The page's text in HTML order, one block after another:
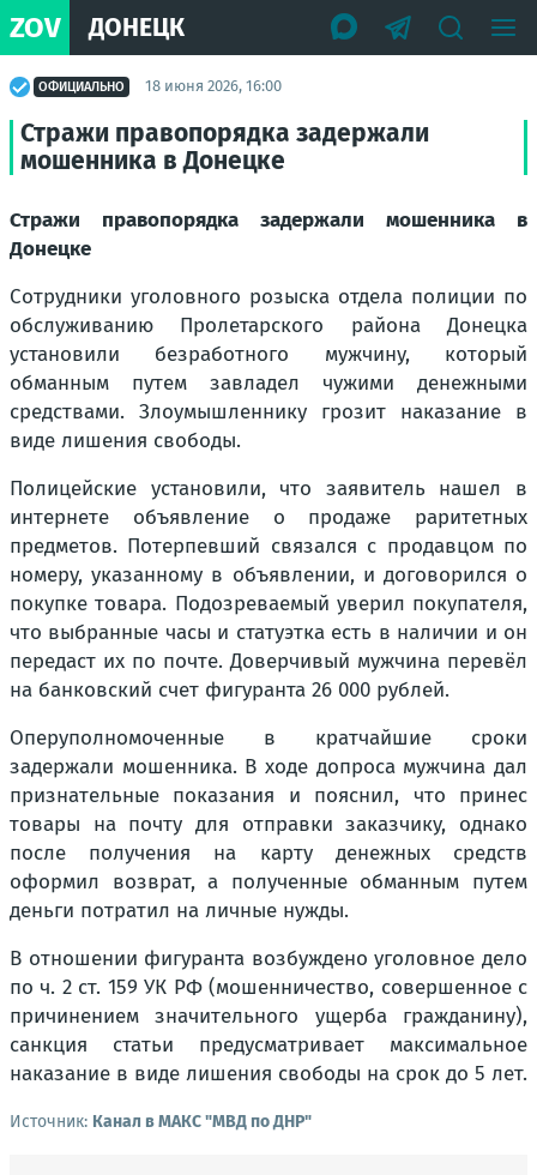
ZOV ДОНЕЦК
ОФИЦИАЛЬНО 18 июня 2026, 16:00
Стражи правопорядка задержали
мошенника в Донецке
Стражи правопорядка задержали мошенника в
Донецке
Сотрудники уголовного розыска отдела полиции по
обслуживанию Пролетарского района Донецка
установили безработного мужчину, который
обманным путем завладел чужими денежными
средствами. Злоумышленнику грозит наказание в
виде лишения свободы.
Полицейские установили, что заявитель нашел в
интернете объявление о продаже раритетных
предметов. Потерпевший связался с продавцом по
номеру, указанному в объявлении, и договорился о
покупке товара. Подозреваемый уверил покупателя,
что выбранные часы и статуэтка есть в наличии и он
передаст их по почте. Доверчивый мужчина перевёл
на банковский счет фигуранта 26 000 рублей.
Оперуполномоченные в кратчайшие сроки
задержали мошенника. В ходе допроса мужчина дал
признательные показания и пояснил, что принес
товары на почту для отправки заказчику, однако
после получения на карту денежных средств
оформил возврат, а полученные обманным путем
деньги потратил на личные нужды.
В отношении фигуранта возбуждено уголовное дело
по ч. 2 ст. 159 УК РФ (мошенничество, совершенное с
причинением значительного ущерба гражданину),
санкция статьи предусматривает максимальное
наказание в виде лишения свободы на срок до 5 лет.
Источник: Канал в МАКС "МВД по ДНР"